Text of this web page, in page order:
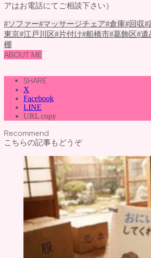
アはお電話にてご相談下さい）
#ソファー#マッサージチェア#倉庫#回収#
東京#江戸川区#片付け#船橋市#葛飾区#遺
棚
ABOUT ME
SHARE
X
Facebook
LINE
URL copy
Recommend
こちらの記事もどうぞ